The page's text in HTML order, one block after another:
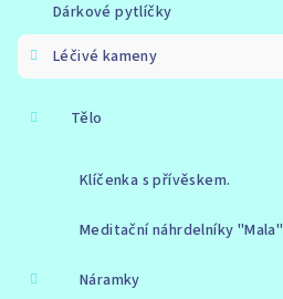
Dárkové pytlíčky
Léčivé kameny
Tělo
Klíčenka s přívěskem.
Meditační náhrdelníky "Mala"
Náramky